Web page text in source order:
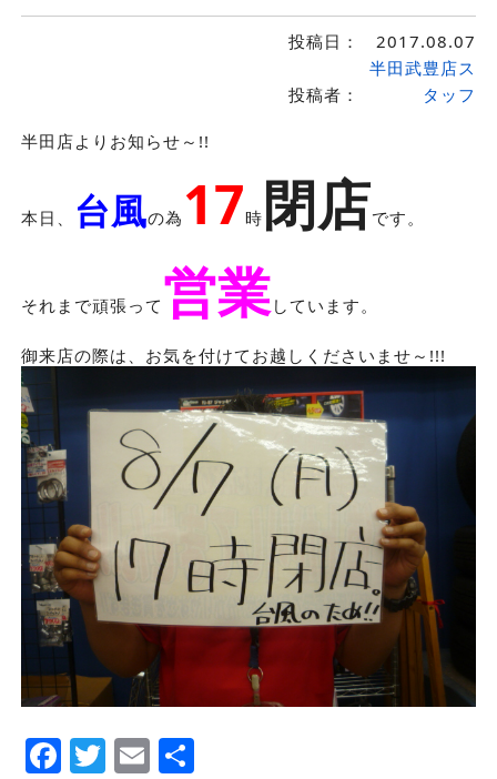
投稿日： 2017.08.07
投稿者：
半田武豊店ス
タッフ
半田店よりお知らせ～!!
本日、 台風の為 17時 閉店です。
それまで頑張って 営業しています。
御来店の際は、お気を付けてお越しくださいませ～!!!
Facebook
Twitter
EmailShare